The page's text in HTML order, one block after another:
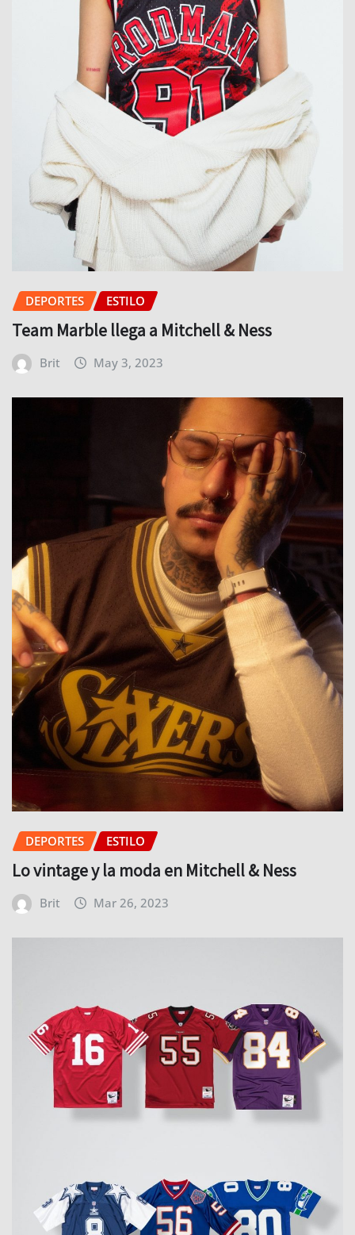
DEPORTES ESTILO
Team Marble llega a Mitchell & Ness
Brit May 3, 2023
DEPORTES ESTILO
Lo vintage y la moda en Mitchell & Ness
Brit Mar 26, 2023